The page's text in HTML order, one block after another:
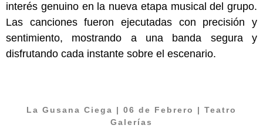
interés genuino en la nueva etapa musical del grupo.
Las canciones fueron ejecutadas con precisión y
sentimiento, mostrando a una banda segura y
disfrutando cada instante sobre el escenario.
La Gusana Ciega | 06 de Febrero | Teatro
Galerías